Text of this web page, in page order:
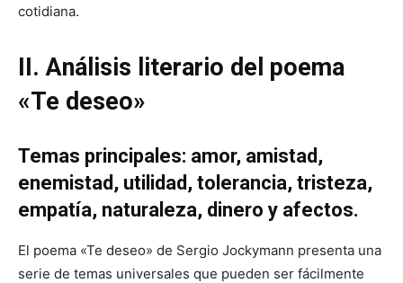
cotidiana.
II. Análisis literario del poema
«Te deseo»
Temas principales: amor, amistad,
enemistad, utilidad, tolerancia, tristeza,
empatía, naturaleza, dinero y afectos.
El poema «Te deseo» de Sergio Jockymann presenta una
serie de temas universales que pueden ser fácilmente